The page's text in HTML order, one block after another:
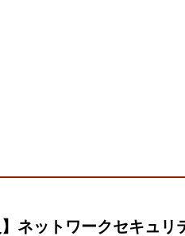
ネットワークセキュリ